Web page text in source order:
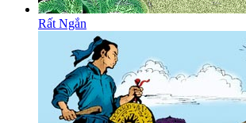
Rất Ngắn